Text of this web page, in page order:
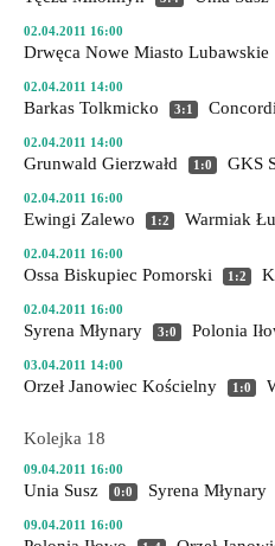
02.04.2011 16:00
Drwęca Nowe Miasto Lubawskie
02.04.2011 14:00
Barkas Tolkmicko 3:1
02.04.2011 14:00
Grunwald Gierzwałd 1:0 GKS
02.04.2011 16:00
Ewingi Zalewo 1:2 Warmiak
02.04.2011 16:00
Ossa Biskupiec Pomorski 1:2
02.04.2011 16:00
Syrena Młynary 3:0 Polonia
03.04.2011 14:00
Orzeł Janowiec Kościelny 1:0
Kolejka 18
09.04.2011 16:00
Unia Susz 0:0 Syrena Młynary
09.04.2011 16:00